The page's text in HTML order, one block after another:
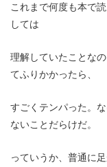
これまで何度も本で
しては
理解していたことな
てふりかかったら、
すごくテンパった。
ないことだらけだ。
っていうか、普通に